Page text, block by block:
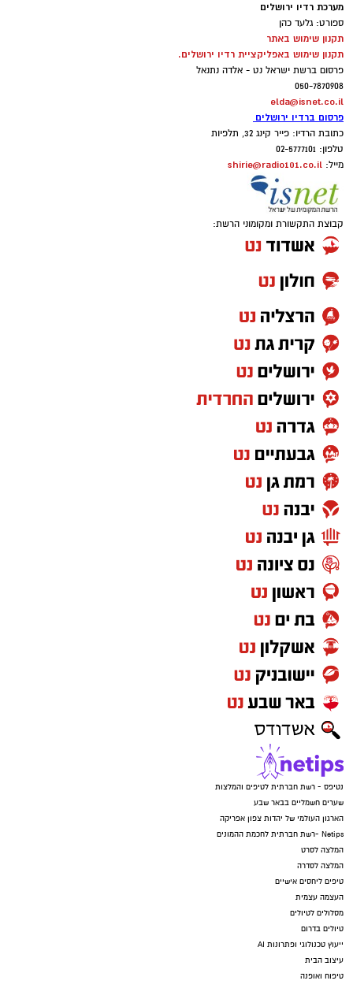
מערכת רדיו ירושלים
ספורט: גלעד כהן
תקנון שימוש באתר
תקנון שימוש באפליקציית רדיו ירושלים.
פרסום ברשת ישראל נט - אלדה נתנאל
050-7870908
elda@isnet.co.il
פרסום ברדיו ירושלים
כתובת הרדיו: פייר קינג 32, תלפיות
טלפון: 02-5777101
מייל: shirie@radio101.co.il
קבוצת התקשורת ומקומוני הרשת:
נטיפס - רשת חברתית לטיפים והמלצות
שערים חשמליים בבאר שבע
הארגון העולמי של יהדות צפון אפריקה
Netips -רשת חברתית לחכמת ההמונים
המלצה לסרט
המלצה לסדרה
טיפים ליחסים אישיים
העצמה עצמית
מסלולים לטיולים
טיולים בדרום
ייעוץ טכנולוגי ופתרונות AI
עיצוב הבית
טיפוח ואופנה